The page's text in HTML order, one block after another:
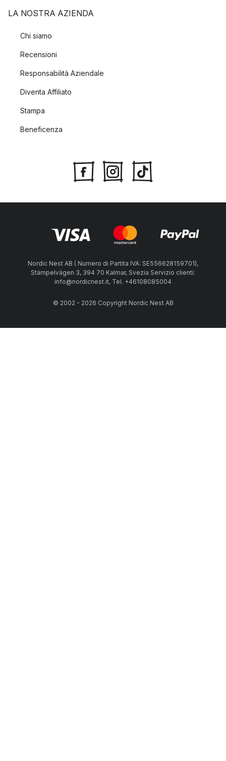
LA NOSTRA AZIENDA
Chi siamo
Recensioni
Responsabilità Aziendale
Diventa Affiliato
Stampa
Beneficenza
Nordic Nest AB ( Numero di Partita IVA: SE556628159701),
Stämpelvägen 3, 394 70 Kalmar, Svezia Servizio clienti:
info@nordicnest.it, Tel. +46108085004
© 2002 - 2026 Copyright Nordic Nest AB